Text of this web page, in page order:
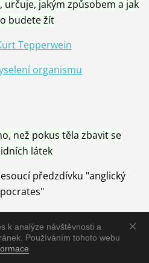
k analýze návštěvnosti a
Používáním tohoto webu
určuje, jakým způsobem a jak
budete žít
Tepperwein
organismu
než pokus těla zbavit se
látek
předzdívku "anglický
Přírody, neutralizací a